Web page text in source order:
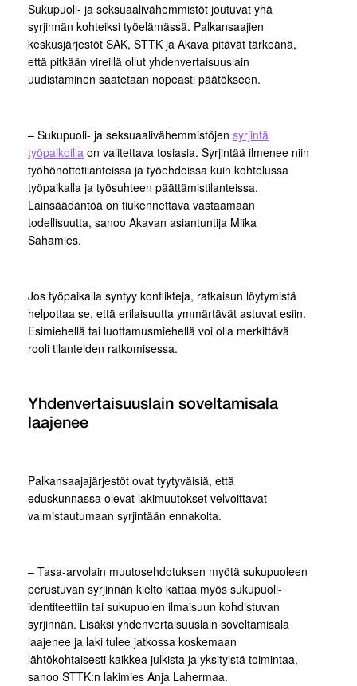
Sukupuoli- ja seksuaalivähemmistöt joutuvat yhä
syrjinnän kohteiksi työelämässä. Palkansaajien
keskusjärjestöt SAK, STTK ja Akava pitävät tärkeänä,
että pitkään vireillä ollut yhdenvertaisuuslain
uudistaminen saatetaan nopeasti päätökseen.
– Sukupuoli- ja seksuaalivähemmistöjen syrjintä
työpaikoilla on valitettava tosiasia. Syrjintää ilmenee niin
työhönottotilanteissa ja työehdoissa kuin kohtelussa
työpaikalla ja työsuhteen päättämistilanteissa.
Lainsäädäntöä on tiukennettava vastaamaan
todellisuutta, sanoo Akavan asiantuntija Miika
Sahamies.
Jos työpaikalla syntyy konflikteja, ratkaisun löytymistä
helpottaa se, että erilaisuutta ymmärtävät astuvat esiin.
Esimiehellä tai luottamusmiehellä voi olla merkittävä
rooli tilanteiden ratkomisessa.
Yhdenvertaisuuslain soveltamisala
laajenee
Palkansaajajärjestöt ovat tyytyväisiä, että
eduskunnassa olevat lakimuutokset velvoittavat
valmistautumaan syrjintään ennakolta.
– Tasa-arvolain muutosehdotuksen myötä sukupuoleen
perustuvan syrjinnän kielto kattaa myös sukupuoli-
identiteettiin tai sukupuolen ilmaisuun kohdistuvan
syrjinnän. Lisäksi yhdenvertaisuuslain soveltamisala
laajenee ja laki tulee jatkossa koskemaan
lähtökohtaisesti kaikkea julkista ja yksityistä toimintaa,
sanoo STTK:n lakimies Anja Lahermaa.